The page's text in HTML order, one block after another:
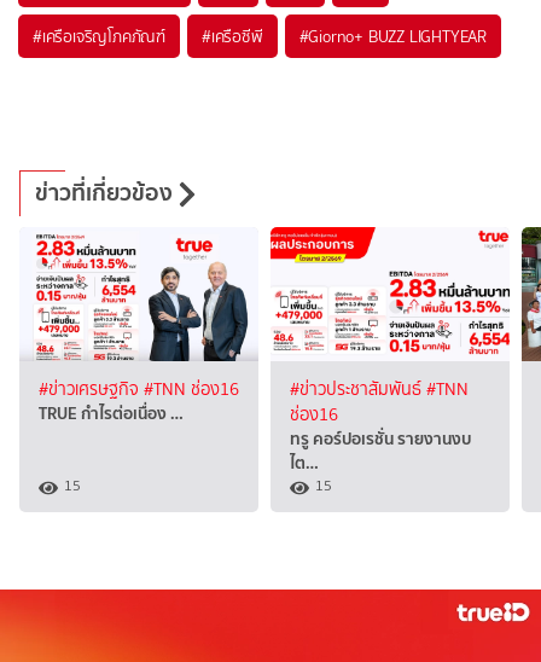
#เครือเจริญโภคภัณฑ์ #เครือซีพี #Giorno+ BUZZ LIGHTYEAR
ข่าวที่เกี่ยวข้อง
#ข่าวเศรษฐกิจ #TNN ช่อง16
TRUE กำไรต่อเนื่อง …
15
#ข่าวประชาสัมพันธ์#TNN
ช่อง16
ทรู คอร์ปอเรชั่น รายงานงบ
ไต…
15